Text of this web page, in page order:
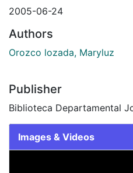
2005-06-24
Authors
Orozco lozada, Maryluz
Publisher
Biblioteca Departamental
Images & Videos